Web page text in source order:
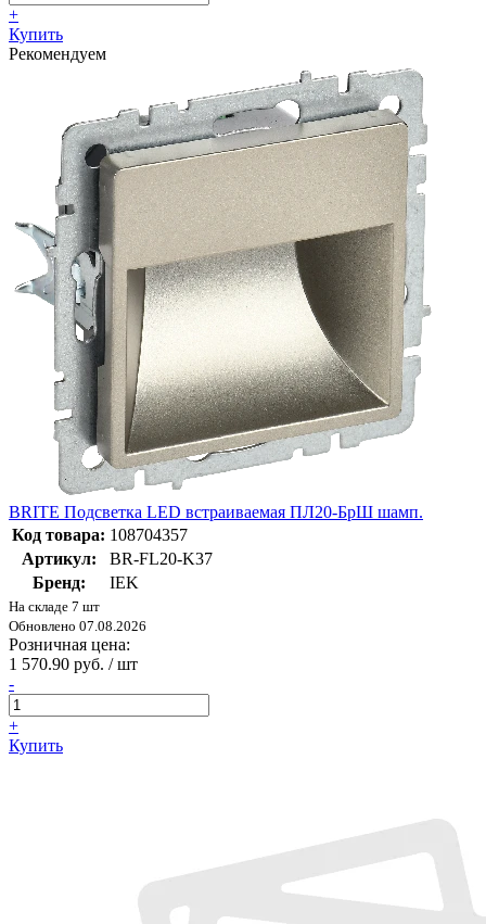
+
Купить
Рекомендуем
BRITE Подсветка LED встраиваемая ПЛ20-БрШ шамп.
Код товара: 108704357
Артикул:
BR-FL20-K37
Бренд:
IEK
На складе 7 шт
Обновлено 07.08.2026
Розничная цена:
1 570.90 руб. / шт
-
+
Купить